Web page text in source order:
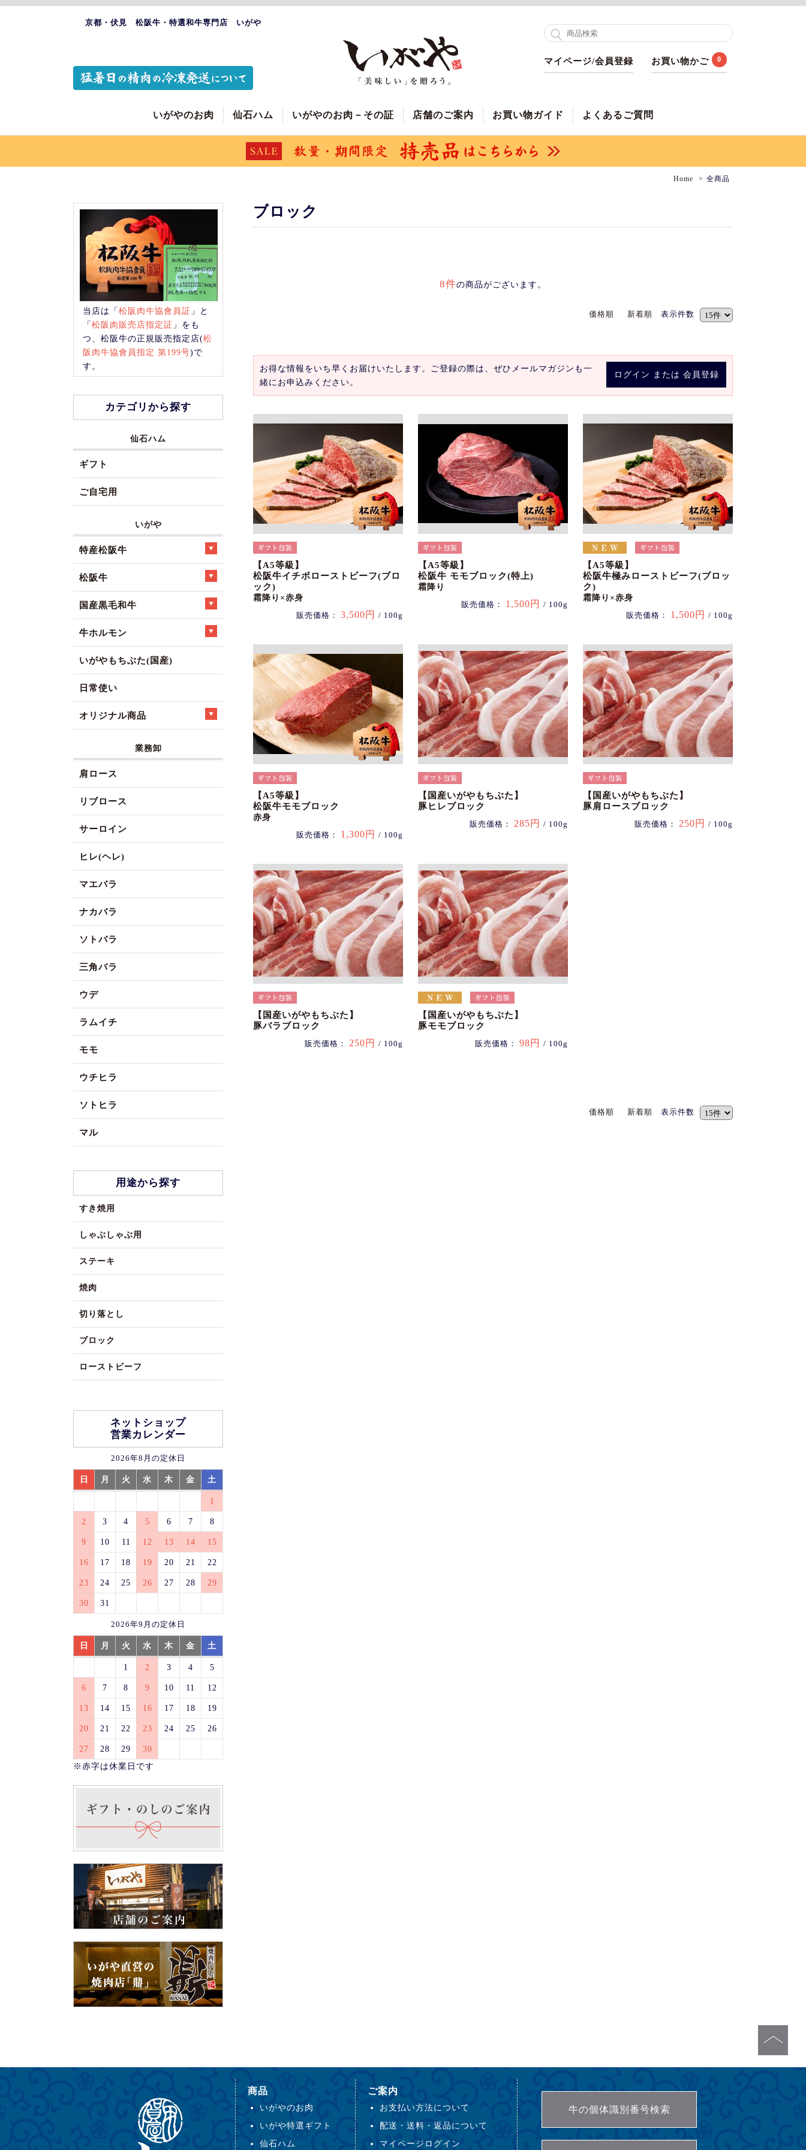
京都・伏見 松阪牛・特選和牛専門店 いがや
マイページ/会員登録 お買い物かご 0
いがやのお肉 仙石ハム いがやのお肉－その証 店舗のご案内 お買い物ガイド よくあるご質問
Home 全商品
ブロック
8件の商品がございます。
価格順 新着順 表示件数
ログイン または 会員登録
お得な情報をいち早くお届けいたします。ご登録の際は、ぜひメールマガジンも一
緒にお申込みください。
【A5等級】
松阪牛イチボローストビーフ(ブロ
ック)
霜降り×赤身
販売価格： 3,500円 / 100g
【A5等級】
松阪牛 モモブロック(特上)
霜降り
販売価格： 1,500円 / 100g
【A5等級】
松阪牛極みローストビーフ(ブロッ
ク)
霜降り×赤身
販売価格： 1,500円 / 100g
【A5等級】
松阪牛モモブロック
赤身
販売価格： 1,300円 / 100g
【国産いがやもちぶた】
豚ヒレブロック
販売価格： 285円 / 100g
【国産いがやもちぶた】
豚肩ロースブロック
販売価格： 250円 / 100g
【国産いがやもちぶた】
豚バラブロック
販売価格： 250円 / 100g
【国産いがやもちぶた】
豚モモブロック
販売価格： 98円 / 100g
価格順 新着順 表示件数
当店は「松阪肉牛協會員証 」と
「松阪肉販売店指定証 」をも
つ、松阪牛の正規販売指定店(松
阪肉牛協會員指定 第199号)で
す。
カテゴリから探す
仙石ハム
ギフト
ご自宅用
いがや
特産松阪牛
松阪牛
国産黒毛和牛
牛ホルモン
いがやもちぶた(国産)
日常使い
オリジナル商品
業務卸
肩ロース
リブロース
サーロイン
ヒレ(ヘレ)
マエバラ
ナカバラ
ソトバラ
三角バラ
ウデ
ラムイチ
モモ
ウチヒラ
ソトヒラ
マル
用途から探す
すき焼用
しゃぶしゃぶ用
ステーキ
焼肉
切り落とし
ブロック
ローストビーフ
ネットショップ
営業カレンダー
2026年8月の定休日
日 月 火 水 木 金 土
1
2 3 4 5 6 7 8
9 10 11 12 13 14 15
16 17 18 19 20 21 22
23 24 25 26 27 28 29
30 31
2026年9月の定休日
日 月 火 水 木 金 土
1 2 3 4 5
6 7 8 9 10 11 12
13 14 15 16 17 18 19
20 21 22 23 24 25 26
27 28 29
30
※赤字は休業日です
商品
いがやのお肉
いがや特選ギフト
仙石ハム
ご案内
お支払い方法について
配送・送料・返品について
マイページログイン
牛の個体識別番号検索